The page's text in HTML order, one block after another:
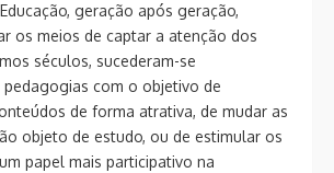
geração após geração,
os meios de captar a atenção dos
séculos, sucederam-se
com o objetivo de
de forma atrativa, de mudar as
objeto de estudo, ou de estimular os
papel mais participativo na